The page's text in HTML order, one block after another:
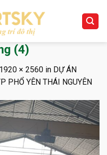
(4)
1920 × 2560 in DỰ ÁN
PHỔ YÊN THÁI NGUYÊN